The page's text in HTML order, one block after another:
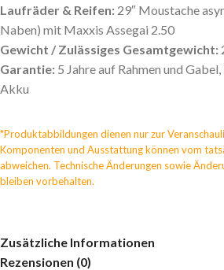
Laufräder & Reifen: 29″ Moustache
Naben) mit Maxxis Assegai 2.50
Gewicht / Zulässiges Gesamtgewicht:
Garantie: 5 Jahre auf Rahmen und
Akku
*Produktabbildungen dienen nur zur
Komponenten und Ausstattung können vom
abweichen. Technische Änderungen sowie
bleiben vorbehalten.
Zusätzliche Informationen
Rezensionen (0)